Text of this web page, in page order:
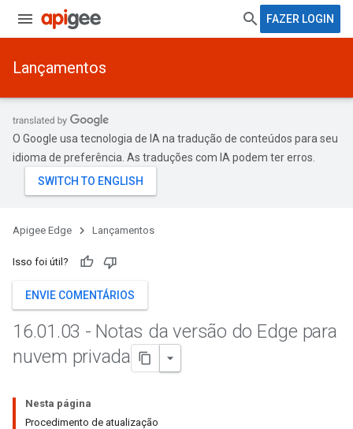
FAZER LOGIN
Lançamentos
O Google usa tecnologia de IA na tradução de conteúdos para seu
idioma de preferência. As traduções com IA podem ter erros.
Apigee Edge Lançamentos
Isso foi útil?
ENVIE COMENTÁRIOS
16.01 .03 - Notas da versão do Edge para
nuvem privada
Nesta página
Procedimento de atualização